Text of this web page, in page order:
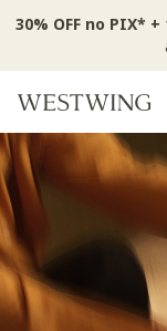
30% OFF no PIX*